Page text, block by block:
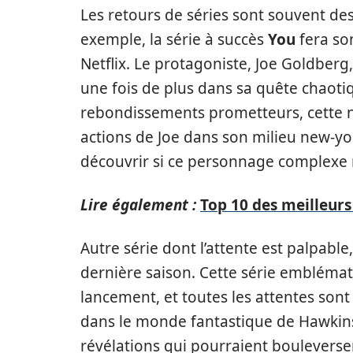
Les retours de séries sont souvent
exemple, la série à succèsYou fera
Netflix. Le protagoniste, Joe
une fois de plus dans sa quête
rebondissements prometteurs, cette
actions de Joe dans son milieu new-
découvrir si ce personnage
Lire également :Top 10 des
Autre série dont l’attente est
dernière saison. Cette série
lancement, et toutes les attentes
dans le monde fantastique de
révélations qui pourraient